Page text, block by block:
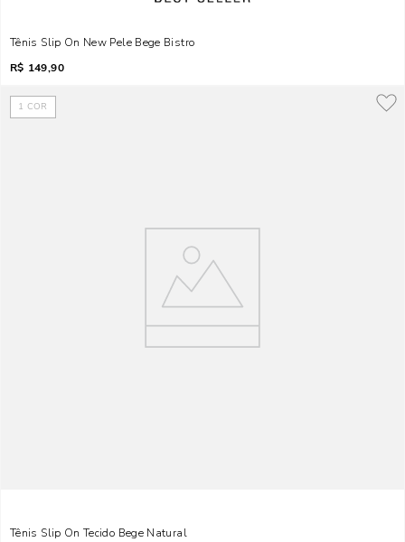
Tênis Slip On New Pele Bege Bistro
R$ 149,90
1 COR
Tênis Slip On Tecido Bege Natural